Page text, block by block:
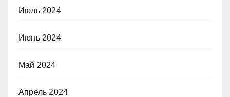
Июль 2024
Июнь 2024
Май 2024
Апрель 2024